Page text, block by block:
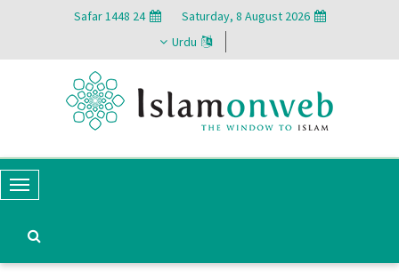
Saturday, 8 August 2026
24 Safar 1448
Urdu
T